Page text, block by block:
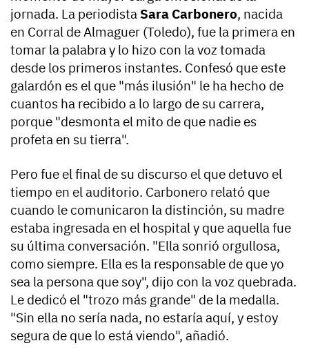
jornada. La periodista Sara Carbonero, nacida
en Corral de Almaguer (Toledo), fue la primera en
tomar la palabra y lo hizo con la voz tomada
desde los primeros instantes. Confesó que este
galardón es el que "más ilusión" le ha hecho de
cuantos ha recibido a lo largo de su carrera,
porque "desmonta el mito de que nadie es
profeta en su tierra".
Pero fue el final de su discurso el que detuvo el
tiempo en el auditorio. Carbonero relató que
cuando le comunicaron la distinción, su madre
estaba ingresada en el hospital y que aquella fue
su última conversación. "Ella sonrió orgullosa,
como siempre. Ella es la responsable de que yo
sea la persona que soy", dijo con la voz quebrada.
Le dedicó el "trozo más grande" de la medalla.
"Sin ella no sería nada, no estaría aquí, y estoy
segura de que lo está viendo", añadió.